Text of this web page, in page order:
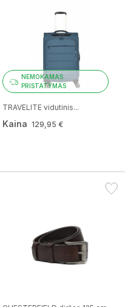
NEMOKAMAS
PRISTATYMAS
TRAVELITE vidutinis...
Kaina 129,95 €